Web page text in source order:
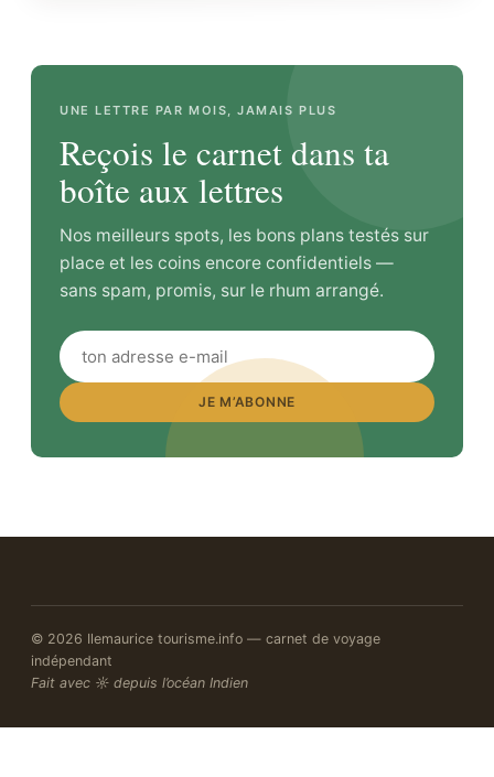
UNE LETTRE PAR MOIS, JAMAIS PLUS
Reçois le carnet dans ta
boîte aux lettres
Nos meilleurs spots, les bons plans testés sur
place et les coins encore confidentiels —
sans spam, promis, sur le rhum arrangé.
JE M’ABONNE
© 2026 Ilemaurice tourisme.info — carnet de voyage
indépendant
Fait avec ☼ depuis l’océan Indien